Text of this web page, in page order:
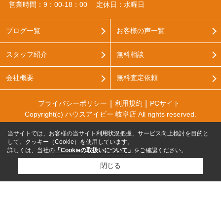
営業時間：9：00‐18：00
定休日：水曜日
ブログ一覧
スタッフ紹介
会社概要
お客様の声一覧
無料相談
無料査定依頼
プライバシーポリシー 利用規約
PCサイト
Copyright(c) ハウスアイビー 岐阜店 All rights reserved.
当サイトでは、お客様の当サイト利用状況把握、サービス向上検討を目的と
して、クッキー（Cookie）を使用しています。
詳しくは、当社の 「Cookieの取扱いについて」 をご確認ください。
閉じる